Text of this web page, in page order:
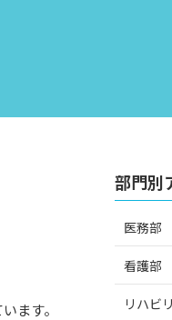
ます。
部門別
医務部
看護部
リハビ